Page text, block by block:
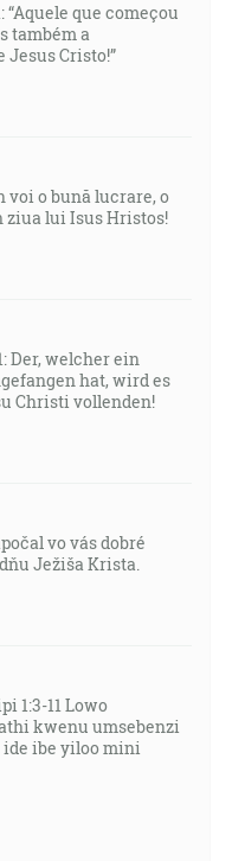
“Aquele que começou
também a
Jesus Cristo!”
voi o bună lucrare, o
ziua lui Isus Hristos!
Der, welcher ein
hat, wird es
Christi vollenden!
vo vás dobré
Ježiša Krista.
1:3-11 Lowo
kwenu umsebenzi
ibe yiloo mini